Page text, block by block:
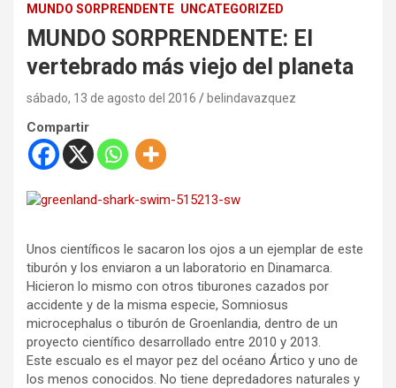
MUNDO SORPRENDENTE UNCATEGORIZED
MUNDO SORPRENDENTE: El
vertebrado más viejo del planeta
sábado, 13 de agosto del 2016 belindavazquez
Compartir
Unos científicos le sacaron los ojos a un ejemplar de este
tiburón y los enviaron a un laboratorio en Dinamarca.
Hicieron lo mismo con otros tiburones cazados por
accidente y de la misma especie, Somniosus
microcephalus o tiburón de Groenlandia, dentro de un
proyecto científico desarrollado entre 2010 y 2013.
Este escualo es el mayor pez del océano Ártico y uno de
los menos conocidos. No tiene depredadores naturales y